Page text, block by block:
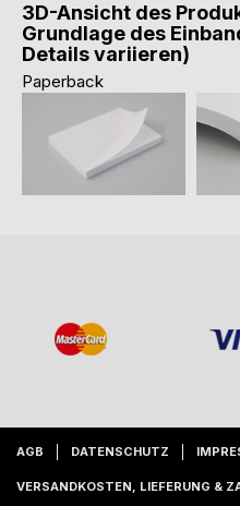
3D-Ansicht des
Grundlage des
Details variieren)
Paperback
AGB DATENSCHUTZ
VERSANDKOSTEN, LIEFERUNG &